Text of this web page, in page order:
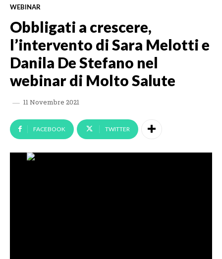
WEBINAR
Obbligati a crescere,
l’intervento di Sara Melotti e
Danila De Stefano nel
webinar di Molto Salute
11 Novembre 2021
FACEBOOK TWITTER